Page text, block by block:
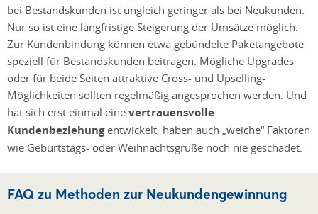
bei Bestandskunden ist ungleich geringer als bei Neukunden.
Nur so ist eine langfristige Steigerung der Umsätze möglich.
Zur Kundenbindung können etwa gebündelte Paketangebote
speziell für Bestandskunden beitragen. Mögliche Upgrades
oder für beide Seiten attraktive Cross- und Upselling-
Möglichkeiten sollten regelmäßig angesprochen werden. Und
hat sich erst einmal eine vertrauensvolle
Kundenbeziehungentwickelt, haben auch „weiche“ Faktoren
wie Geburtstags- oder Weihnachtsgrüße noch nie geschadet.
FAQ zu Methoden zur Neukundengewinnung